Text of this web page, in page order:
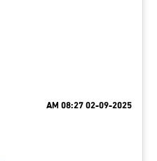
02-09-2025 08:27 AM